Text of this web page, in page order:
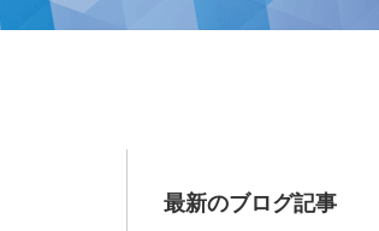
最新のブログ記事